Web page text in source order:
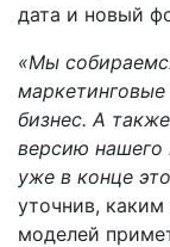
дата и новый
«Мы
бизнес. А
версию нашего
уже в конце
уточнив, каким
моделей